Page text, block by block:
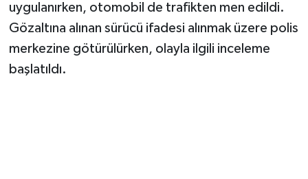
uygulanırken, otomobil de trafikten men edildi.
Gözaltına alınan sürücü ifadesi alınmak üzere polis
merkezine götürülürken, olayla ilgili inceleme
başlatıldı.